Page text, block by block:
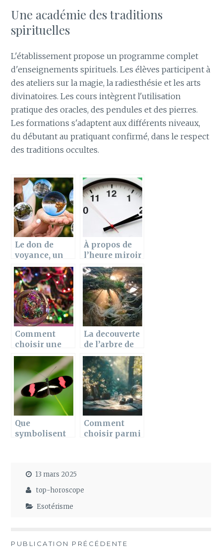
Une académie des traditions
spirituelles
L'établissement propose un programme complet
d'enseignements spirituels. Les élèves participent à
des ateliers sur la magie, la radiesthésie et les arts
divinatoires. Les cours intègrent l'utilisation
pratique des oracles, des pendules et des pierres.
Les formations s'adaptent aux différents niveaux,
du débutant au pratiquant confirmé, dans le respect
des traditions occultes.
Le don de
voyance, un
bien comme
un mal pour
ces
bénéficiaires
À propos de
l’heure miroir
Comment
choisir une
boule de
cristal ?
La decouverte
de l’arbre de
vie
Que
symbolisent
Comment
choisir parmi
13 mars 2025
top-horoscope
Esotérisme
PUBLICATION PRÉCÉDENTE